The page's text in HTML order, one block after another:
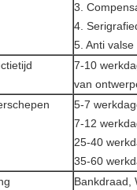
3.
4.
5. Anti valse
7-10
van
5-7
7-12
25-40
35-60
Bankdraad,